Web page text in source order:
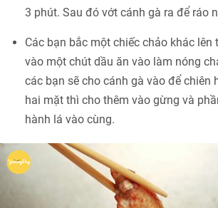
3 phút. Sau đó vớt cánh gà ra để ráo
Các bạn bắc một chiếc chảo khác lên
vào một chút dầu ăn vào làm nóng
các bạn sẽ cho cánh gà vào để chiên
hai mặt thì cho thêm vào gừng và
hành lá vào cùng.